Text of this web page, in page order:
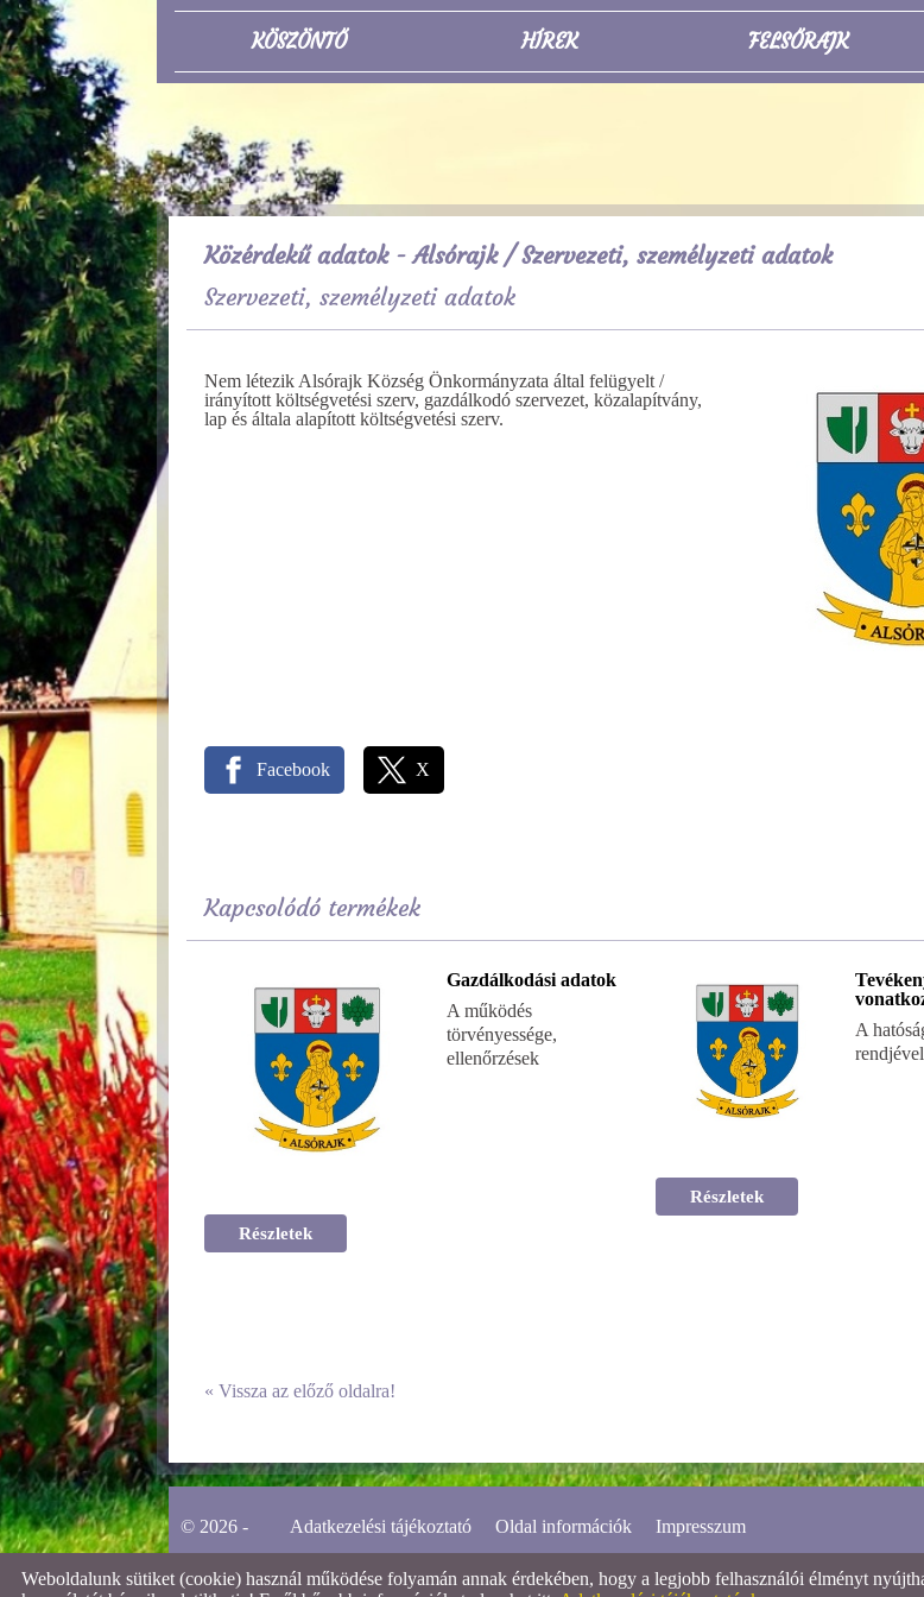
KÖSZÖNTŐ HÍREK FELSŐRAJK
Közérdekű adatok - Alsórajk/ Szervezeti, személyzeti adatok
Szervezeti, személyzeti adatok
Nem létezik Alsórajk Község Önkormányzata által felügyelt /
irányított költségvetési szerv, gazdálkodó szervezet, közalapítvány,
lap és általa alapított költségvetési szerv.
Facebook X
Kapcsolódó termékek
Gazdálkodási adatok
A működés
törvényessége,
ellenőrzések
Részletek
A
Részletek
« Vissza az előző oldalra!
© 2026 - Adatkezelési tájékoztató Oldal információk Impresszum
Weboldalunk sütiket (cookie) használ működése folyamán annak érdekében, hogy a legjobb felhasználói élményt